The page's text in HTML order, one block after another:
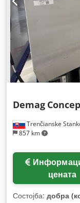
Trenčianske
857 km
Demag
цената
Состојба: добра